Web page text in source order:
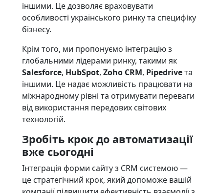
іншими. Це дозволяє враховувати
особливості українського ринку та специфіку
бізнесу.
Крім того, ми пропонуємо інтеграцію з
глобальними лідерами ринку, такими як
Salesforce, HubSpot, Zoho CRM, Pipedriveта
іншими. Це надає можливість працювати на
міжнародному рівні та отримувати переваги
від використання передових світових
технологій.
Зробіть крок до автоматизації
вже сьогодні
Інтеграція форми сайту з CRM системою —
це стратегічний крок, який допоможе вашій